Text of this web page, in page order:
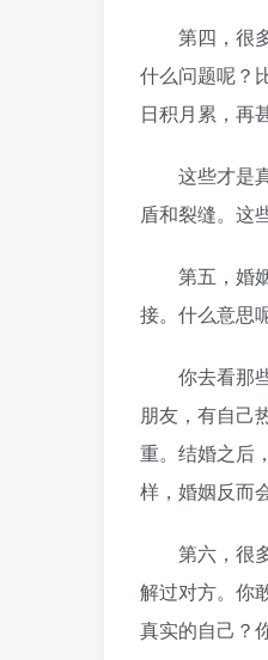
第四，很多
什么问题呢？
日积月累，再
这些才是真
盾和裂缝。这
第五，婚姻
接。什么意思
你去看那些
朋友，有自己
重。结婚之后
样，婚姻反而
第六，很多
解过对方。你
真实的自己？